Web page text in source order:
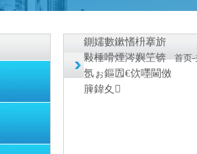
鍘嬬數鏉愭枡搴旂
敤棰嗗煙涔嬩笁锛
氬ぉ鏂囥€佽嚜閫傚
簲鍏夊
首页-